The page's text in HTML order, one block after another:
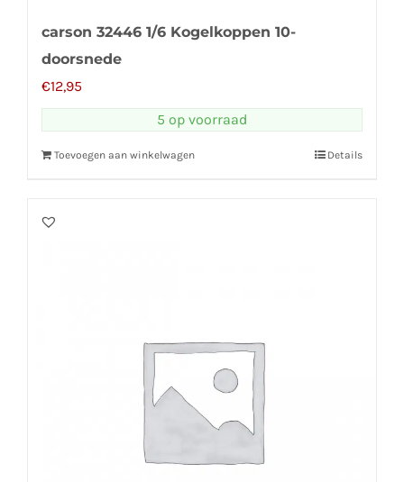
carson 32446 1/6 Kogelkoppen 10-
doorsnede
€12,95
5 op voorraad
Toevoegen aan winkelwagen Details